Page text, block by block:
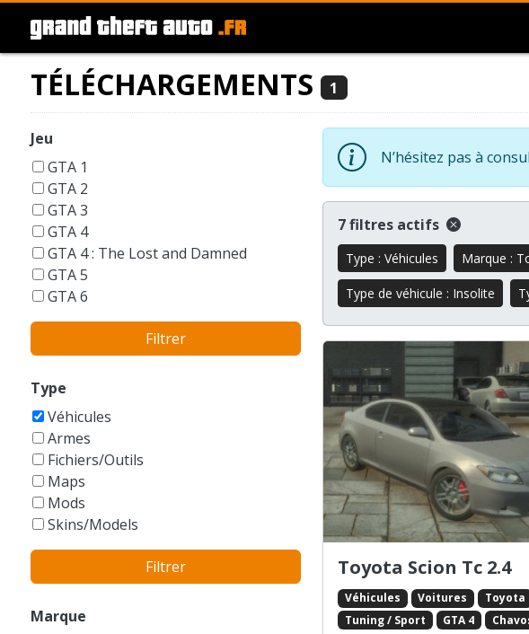
TÉLÉCHARGEMENTS 1
Jeu
GTA 1
GTA 2
GTA 3
GTA 4
GTA 4 : The Lost and Damned
GTA 5
GTA 6
GTA Liberty City Stories
GTA London 1969
GTA San Andreas
GTA Vice City
Filtrer
Type
Véhicules
Armes
Fichiers/Outils
Maps
Mods
Skins/Models
Filtrer
Marque
N’hésitez pas à
7 filtres actifs
Type : Véhicules Marque :
Type de véhicule : Insolite
Toyota Scion Tc 2.4
Véhicules Voitures
Toyota
Tuning / Sport
GTA 4